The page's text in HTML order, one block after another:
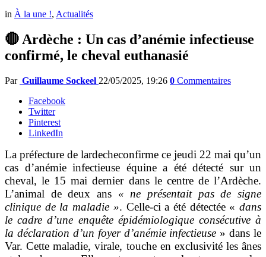
in À la une !, Actualités
🔴 Ardèche : Un cas d’anémie infectieuse
confirmé, le cheval euthanasié
Par Guillaume Sockeel 22/05/2025, 19:26 0 Commentaires
Facebook
Twitter
Pinterest
LinkedIn
La préfecture de lardecheconfirme ce jeudi 22 mai qu’un
cas d’anémie infectieuse équine a été détecté sur un
cheval, le 15 mai dernier dans le centre de l’Ardèche.
L’animal de deux ans « ne présentait pas de signe
clinique de la maladie ». Celle-ci a été détectée «dans
le cadre d’une enquête épidémiologique consécutive à
la déclaration d’un foyer d’anémie infectieuse » dans le
Var. Cette maladie, virale, touche en exclusivité les ânes